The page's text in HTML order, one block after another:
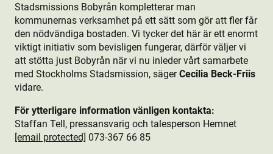
Stadsmissions Bobyrån kompletterar man
kommunernas verksamhet på ett sätt som gör att fler får
den nödvändiga bostaden. Vi tycker det här är ett enormt
viktigt initiativ som bevisligen fungerar, därför väljer vi
att stötta just Bobyrån när vi nu inleder vårt samarbete
med Stockholms Stadsmission, sägerCecilia Beck-Friis
vidare.
För ytterligare information vänligen kontakta:
Staffan Tell, pressansvarig och talesperson Hemnet
[email protected] 073-367 66 85